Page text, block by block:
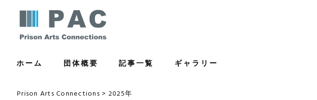
ホーム 団体概要 記事一覧 ギャラリー
Prison Arts Connections > 2025年